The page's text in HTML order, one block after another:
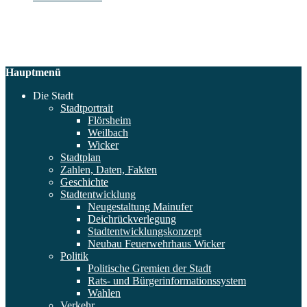
Hauptmenü
Die Stadt
Stadtportrait
Flörsheim
Weilbach
Wicker
Stadtplan
Zahlen, Daten, Fakten
Geschichte
Stadtentwicklung
Neugestaltung Mainufer
Deichrückverlegung
Stadtentwicklungskonzept
Neubau Feuerwehrhaus Wicker
Politik
Politische Gremien der Stadt
Rats- und Bürgerinformationssystem
Wahlen